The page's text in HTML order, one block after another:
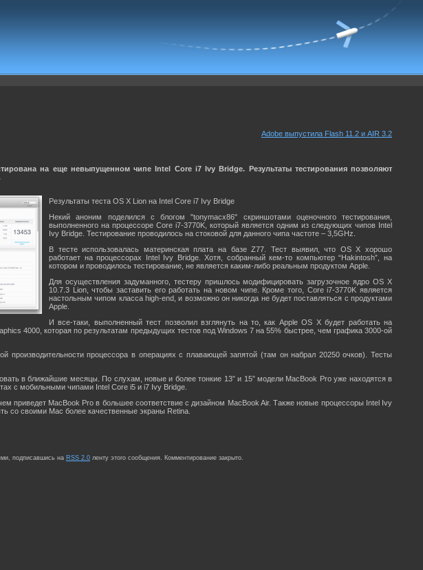
Adobe выпустила Flash 11.2 и AIR 3.2
на еще невыпущенном чипе Intel Core i7 Ivy Bridge. Результаты тестирования позволяют
Результаты теста OS X Lion на Intel Core i7 Ivy Bridge
Некий аноним поделился с блогом "tonymacx86" скриншотами оценочного тестирования,
выполненного на процессоре Core i7-3770K, который является одним из следующих чипов Intel
Ivy Bridge. Тестирование проводилось на стоковой для данного чипа частоте – 3,5GHz.
В тесте использовалась материнская плата на базе Z77. Тест выявил, что OS X хорошо
работает на процессорах Intel Ivy Bridge. Хотя, собранный кем-то компьютер “Hakintosh”, на
котором и проводилось тестирование, не является каким-либо реальным продуктом Apple.
Для осуществления задуманного, тестеру пришлось модифицировать загрузочное ядро OS X
10.7.3 Lion, чтобы заставить его работать на новом чипе. Кроме того, Core i7-3770K является
настольным чипом класса high-end, и возможно он никогда не будет поставляться с продуктами
Apple.
И все-таки, выполненный тест позволил взглянуть на то, как Apple OS X будет работать на
4000, которая по результатам предыдущих тестов под Windows 7 на 55% быстрее, чем графика 3000-ой
производительности процессора в операциях с плавающей запятой (там он набрал 20250 очков). Тесты
в ближайшие месяцы. По слухам, новые и более тонкие 13” и 15” модели MacBook Pro уже находятся в
с мобильными чипами Intel Core i5 и i7 Ivy Bridge.
приведет MacBook Pro в большее соответствие с дизайном MacBook Air. Также новые процессоры Intel Ivy
со своими Mac более качественные экраны Retina.
подписавшись на RSS 2.0 ленту этого сообщения. Комментирование закрыто.